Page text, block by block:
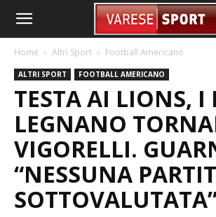
Home Altri Sport Football Americano
ALTRI SPORT FOOTBALL AMERICANO
TESTA AI LIONS, I
LEGNANO
VIGORELLI.
“NESSUNA